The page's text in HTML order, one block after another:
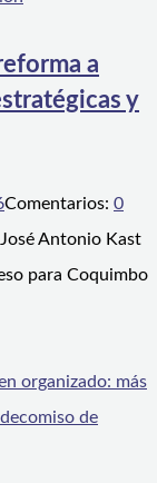
a
y
Comentarios: 0
Antonio Kast
para Coquimbo